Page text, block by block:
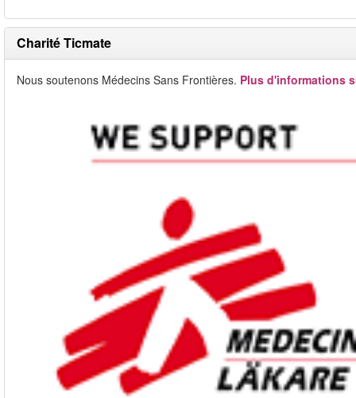
Charité Ticmate
Nous soutenons Médecins Sans Frontières. Plus d'informations